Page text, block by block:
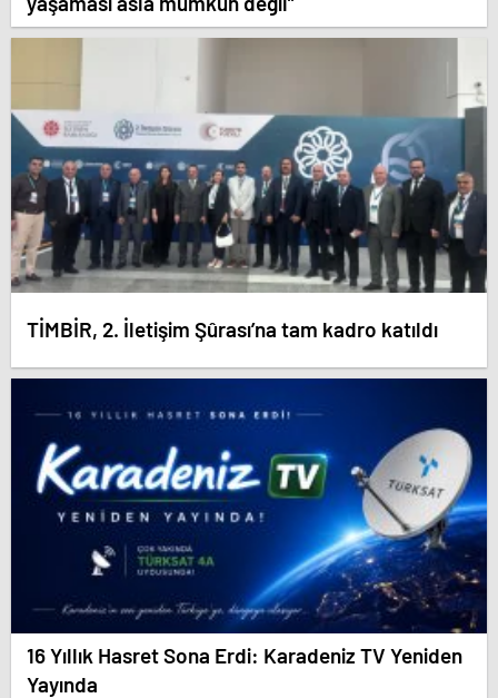
TİMBİR, 2. İletişim Şûrası’na tam kadro katıldı
16 Yıllık Hasret Sona Erdi: Karadeniz TV Yeniden
Yayında